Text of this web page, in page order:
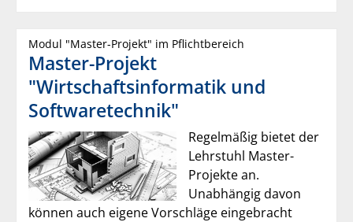
Modul "Master-Projekt" im Pflichtbereich
Master-Projekt
"Wirtschaftsinformatik und
Softwaretechnik"
Regelmäßig bietet der
Lehrstuhl Master-
Projekte an.
Unabhängig davon
können auch eigene Vorschläge eingebracht